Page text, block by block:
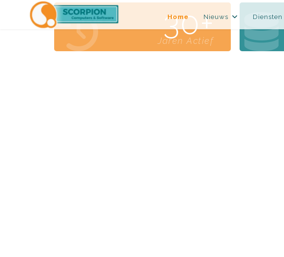
Home Nieuws Diensten
30
Jaren Actief